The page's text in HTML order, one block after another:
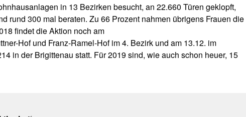
in 13 Bezirken besucht, an 22.660 Türen geklopft,
rund 300 mal beraten. Zu 66 Prozent nahmen übrigens Frauen die
findet die Aktion noch am
Hof und Franz-Ramel-Hof im 4. Bezirk und am 13.12. im
in der Brigittenau statt. Für 2019 sind, wie auch schon heuer, 15